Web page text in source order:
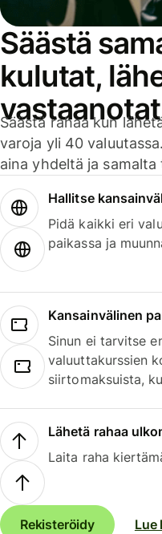
Säästä
kulutat,
Säästä rahaa kun
varoja yli 40
aina yhdeltä ja samalta
Hallitse
Pidä kaikki eri
paikassa ja
Kansainvälinen
Sinun ei tarvitse
valuuttakurssien
siirtomaksuista,
Lähetä rahaa
Laita raha
Rekisteröidy Lue